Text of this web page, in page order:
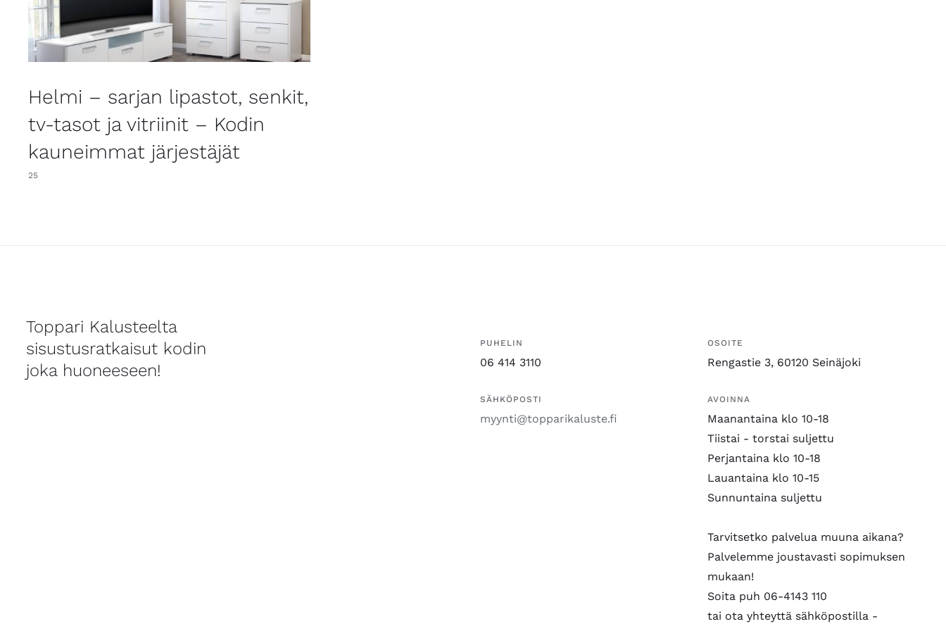
Helmi – sarjan lipastot, senkit,
tv-tasot ja vitriinit – Kodin
kauneimmat järjestäjät
25
Toppari Kalusteelta
sisustusratkaisut kodin
joka huoneeseen!
PUHELIN
06 414 3110
SÄHKÖPOSTI
myynti@topparikaluste.fi
OSOITE
Rengastie 3, 60120 Seinäjoki
AVOINNA
Maanantaina klo 10-18
Tiistai - torstai suljettu
Perjantaina klo 10-18
Lauantaina klo 10-15
Sunnuntaina suljettu
Tarvitsetko palvelua muuna aikana?
Palvelemme joustavasti sopimuksen
mukaan!
Soita puh 06-4143 110
tai ota yhteyttä sähköpostilla -